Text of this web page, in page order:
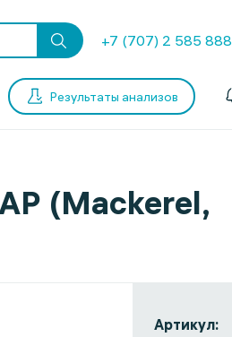
+7 (707) 2 585 888
Результаты анализов
(Mackerel,
Артикул: